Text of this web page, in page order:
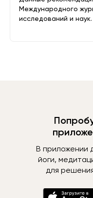
Международного
исследований и наук.
В приложении
йоги,
для